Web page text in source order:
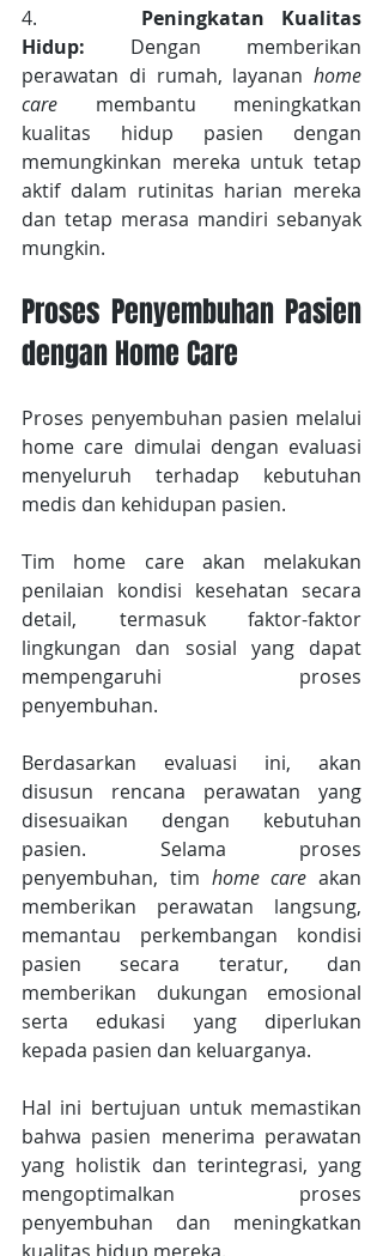
4. Peningkatan Kualitas
Hidup: Dengan memberikan
perawatan di rumah, layanan home
care membantu meningkatkan
kualitas hidup pasien dengan
memungkinkan mereka untuk tetap
aktif dalam rutinitas harian mereka
dan tetap merasa mandiri sebanyak
mungkin.
Proses Penyembuhan Pasien
dengan Home Care
Proses penyembuhan pasien melalui
home care dimulai dengan evaluasi
menyeluruh terhadap kebutuhan
medis dan kehidupan pasien.
Tim home care akan melakukan
penilaian kondisi kesehatan secara
detail, termasuk faktor-faktor
lingkungan dan sosial yang dapat
mempengaruhi proses
penyembuhan.
Berdasarkan evaluasi ini, akan
disusun rencana perawatan yang
disesuaikan dengan kebutuhan
pasien. Selama proses
penyembuhan, tim home care akan
memberikan perawatan langsung,
memantau perkembangan kondisi
pasien secara teratur, dan
memberikan dukungan emosional
serta edukasi yang diperlukan
kepada pasien dan keluarganya.
Hal ini bertujuan untuk memastikan
bahwa pasien menerima perawatan
yang holistik dan terintegrasi, yang
mengoptimalkan proses
penyembuhan dan meningkatkan